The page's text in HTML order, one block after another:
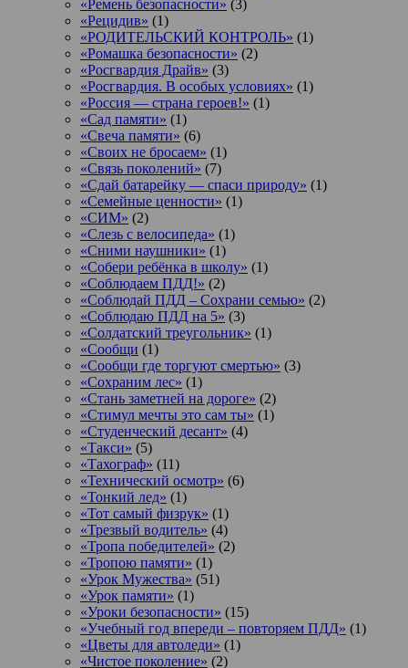
«Ремень безопасности» (3)
«Рецидив» (1)
«РОДИТЕЛЬСКИЙ КОНТРОЛЬ» (1)
«Ромашка безопасности» (2)
«Росгвардия Драйв» (3)
«Росгвардия. В особых условиях» (1)
«Россия — страна героев!» (1)
«Сад памяти» (1)
«Свеча памяти» (6)
«Своих не бросаем» (1)
«Связь поколений» (7)
«Сдай батарейку — спаси природу» (1)
«Семейные ценности» (1)
«СИМ» (2)
«Слезь с велосипеда» (1)
«Сними наушники» (1)
«Собери ребёнка в школу» (1)
«Соблюдаем ПДД!» (2)
«Соблюдай ПДД – Сохрани семью» (2)
«Соблюдаю ПДД на 5» (3)
«Солдатский треугольник» (1)
«Сообщи (1)
«Сообщи где торгуют смертью» (3)
«Сохраним лес» (1)
«Стань заметней на дороге» (2)
«Стимул мечты это сам ты» (1)
«Студенческий десант» (4)
«Такси» (5)
«Тахограф» (11)
«Технический осмотр» (6)
«Тонкий лед» (1)
«Тот самый физрук» (1)
«Трезвый водитель» (4)
«Тропа победителей» (2)
«Тропою памяти» (1)
«Урок Мужества» (51)
«Урок памяти» (1)
«Уроки безопасности» (15)
«Учебный год впереди – повторяем ПДД» (1)
«Цветы для автоледи» (1)
«Чистое поколение» (2)